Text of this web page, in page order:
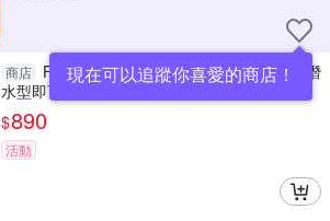
現在可以追蹤你喜愛的商店！
商店
FUJIFILM 即可拍 QuickSnap 拋棄式 潛
水型即可拍 防水底片機 傻瓜相機 相機 27張
$890
活動